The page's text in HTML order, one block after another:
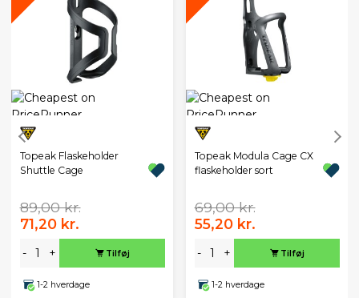
Topeak Flaskeholder
Shuttle Cage
89,00 kr.
71,20 kr.
- + Tilføj
1-2 hverdage
Topeak Modula Cage CX
flaskeholder sort
69,00 kr.
55,20 kr.
- + Tilføj
1-2 hverdage